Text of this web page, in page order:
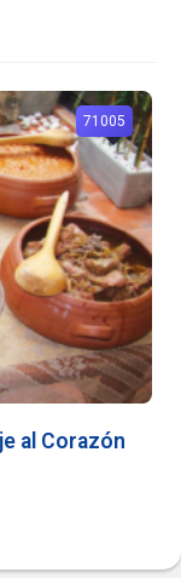
al Corazón
71005